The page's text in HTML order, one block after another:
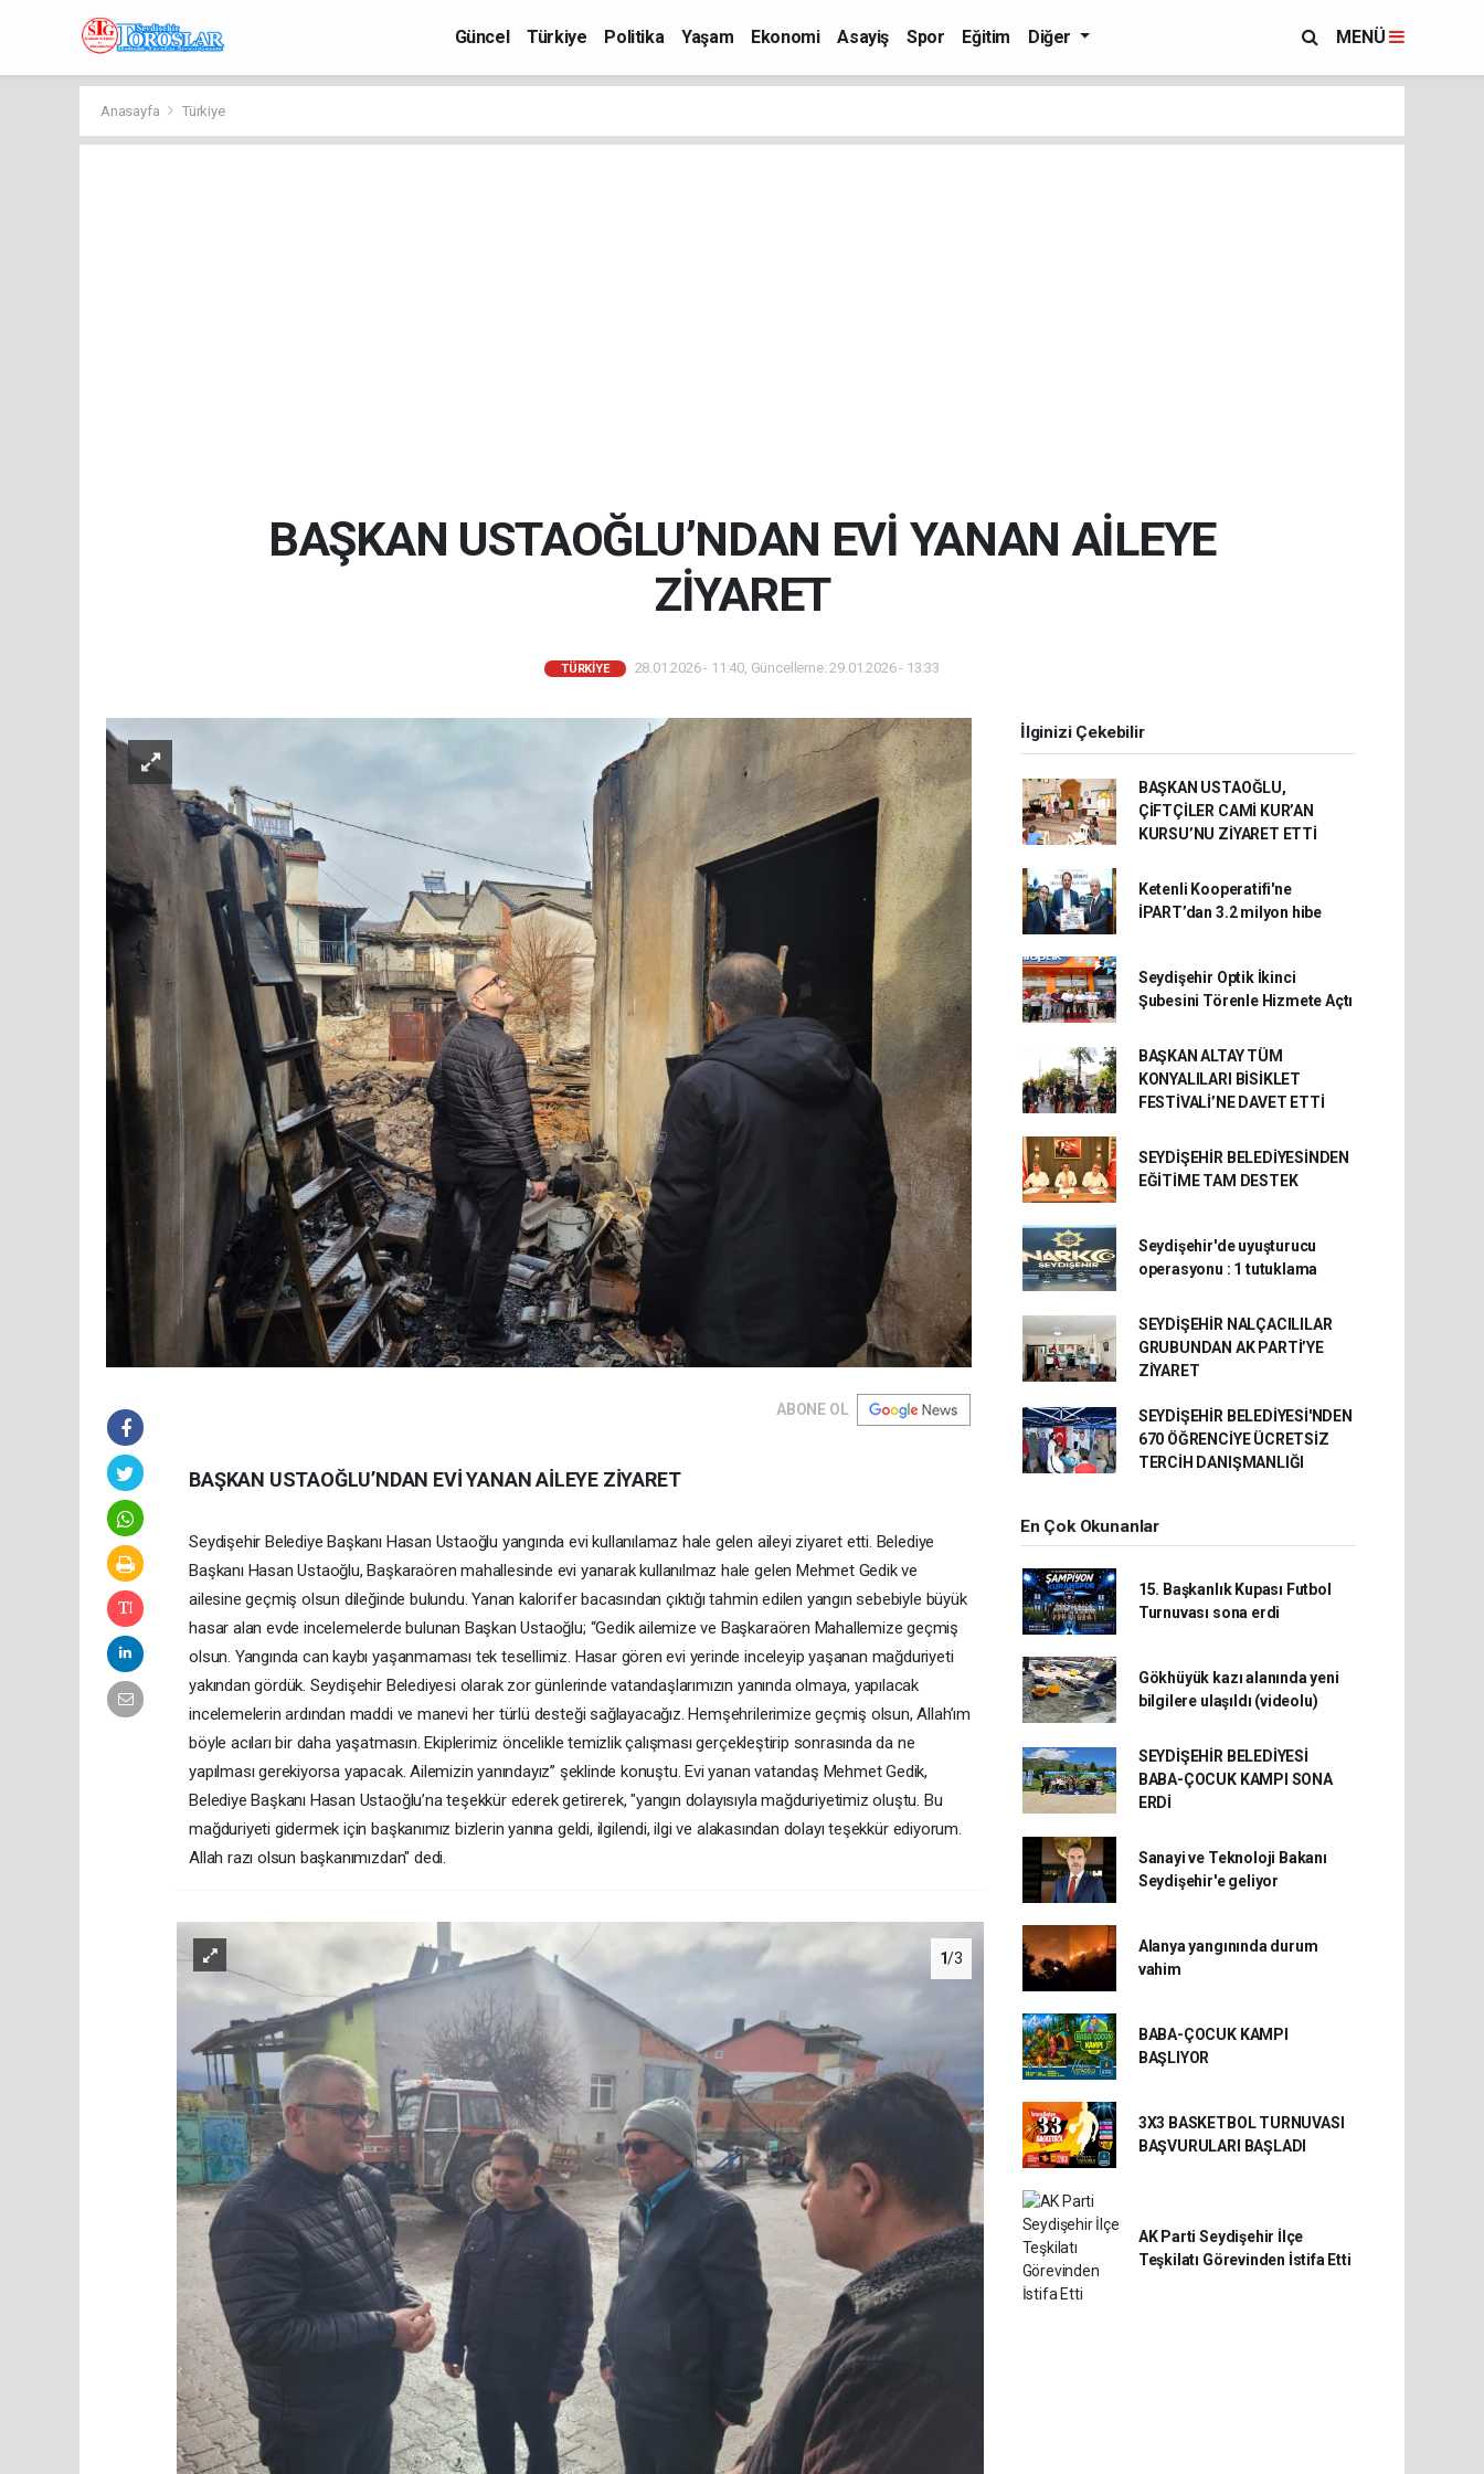
Güncel Türkiye Politika Yaşam Ekonomi Asayiş Spor Eğitim Diğer MENÜ
Anasayfa Türkiye
BAŞKAN USTAOĞLU’NDAN EVİ YANAN AİLEYE
ZİYARET
TÜRKIYE 28.01.2026 - 11:40, Güncelleme: 29.01.2026 - 13:33
ABONE OL
BAŞKAN USTAOĞLU’NDAN EVİ YANAN AİLEYE ZİYARET
Seydişehir Belediye Başkanı Hasan Ustaoğlu yangında evi kullanılamaz hale gelen aileyi ziyaret etti. Belediye
Başkanı Hasan Ustaoğlu, Başkaraören mahallesinde evi yanarak kullanılmaz hale gelen Mehmet Gedik ve
ailesine geçmiş olsun dileğinde bulundu. Yanan kalorifer bacasından çıktığı tahmin edilen yangın sebebiyle büyük
hasar alan evde incelemelerde bulunan Başkan Ustaoğlu; “Gedik ailemize ve Başkaraören Mahallemize geçmiş
olsun. Yangında can kaybı yaşanmaması tek tesellimiz. Hasar gören evi yerinde inceleyip yaşanan mağduriyeti
yakından gördük. Seydişehir Belediyesi olarak zor günlerinde vatandaşlarımızın yanında olmaya, yapılacak
incelemelerin ardından maddi ve manevi her türlü desteği sağlayacağız. Hemşehrilerimize geçmiş olsun, Allah’ım
böyle acıları bir daha yaşatmasın. Ekiplerimiz öncelikle temizlik çalışması gerçekleştirip sonrasında da ne
yapılması gerekiyorsa yapacak. Ailemizin yanındayız’’ şeklinde konuştu. Evi yanan vatandaş Mehmet Gedik,
Belediye Başkanı Hasan Ustaoğlu’na teşekkür ederek getirerek, "yangın dolayısıyla mağduriyetimiz oluştu. Bu
mağduriyeti gidermek için başkanımız bizlerin yanına geldi, ilgilendi, ilgi ve alakasından dolayı teşekkür ediyorum.
Allah razı olsun başkanımızdan" dedi.
1/3
İlginizi Çekebilir
BAŞKAN USTAOĞLU,
ÇİFTÇİLER CAMİ KUR’AN
KURSU’NU ZİYARET ETTİ
Ketenli Kooperatifi'ne
İPART’dan 3.2 milyon hibe
Seydişehir Optik İkinci
Şubesini Törenle Hizmete Açtı
BAŞKAN ALTAY TÜM
KONYALILARI BİSİKLET
FESTİVALİ’NE DAVET ETTİ
SEYDİŞEHİR BELEDİYESİNDEN
EĞİTİME TAM DESTEK
Seydişehir'de uyuşturucu
operasyonu : 1 tutuklama
SEYDİŞEHİR NALÇACILILAR
GRUBUNDAN AK PARTİ’YE
ZİYARET
SEYDİŞEHİR BELEDİYESİ'NDEN
670 ÖĞRENCİYE ÜCRETSİZ
TERCİH DANIŞMANLIĞI
En Çok Okunanlar
15. Başkanlık Kupası Futbol
Turnuvası sona erdi
Gökhüyük kazı alanında yeni
bilgilere ulaşıldı (videolu)
SEYDİŞEHİR BELEDİYESİ
BABA-ÇOCUK KAMPI SONA
ERDİ
Sanayi ve Teknoloji Bakanı
Seydişehir'e geliyor
Alanya yangınında durum
vahim
BABA-ÇOCUK KAMPI
BAŞLIYOR
3X3 BASKETBOL TURNUVASI
BAŞVURULARI BAŞLADI
AK Parti Seydişehir İlçe
Teşkilatı Görevinden İstifa Etti